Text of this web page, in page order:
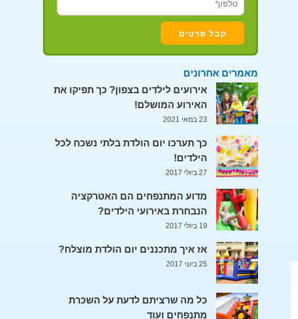
מאמרים אחרונים
אירועים לילדים בצפון? כך תפיקו את
האירוע המושלם!
23 במאי 2021
כך תערכו יום הולדת בלתי נשכח לכל
הילדים!
27 ביולי 2017
מדוע המתנפחים הם האטרקציה
הנבחרת באירועי הילדים?
19 ביולי 2017
אז איך מתכננים יום הולדת מוצלח?
25 ביוני 2017
כל מה שרציתם לדעת על השכרת
מתנפחים ועוד